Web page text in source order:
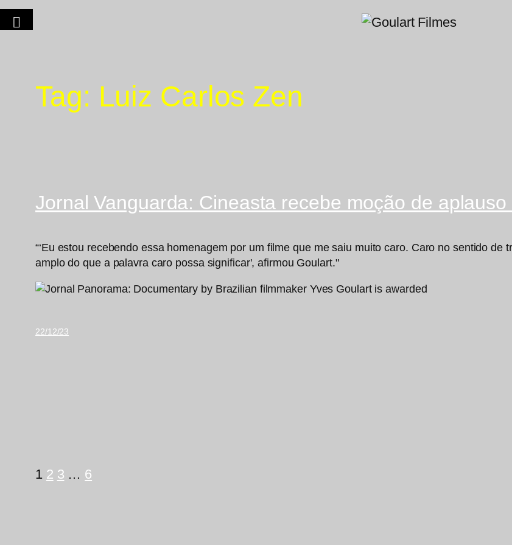
Tag: Luiz Carlos Zen
Jornal Vanguarda: Cineasta recebe moção de
“‘Eu estou recebendo essa homenagem por um filme que me saiu muito caro. Caro no sentido
amplo do que a palavra caro possa significar', afirmou Goulart."
22/12/23
1 2 3 … 6